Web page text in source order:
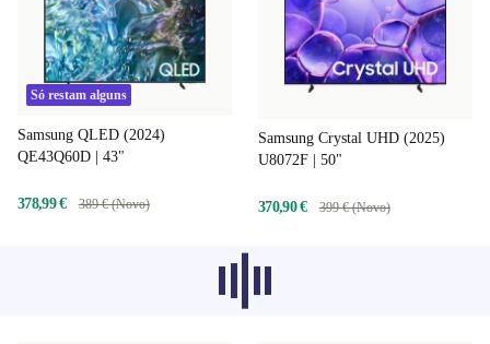
Só restam alguns
Samsung QLED (2024)
QE43Q60D | 43"
378,99 € 389 € (Novo)
Samsung Crystal UHD (2025)
U8072F | 50"
370,90 € 399 € (Novo)
Os produtos recomendados de outras
categorias não estão a carregar de